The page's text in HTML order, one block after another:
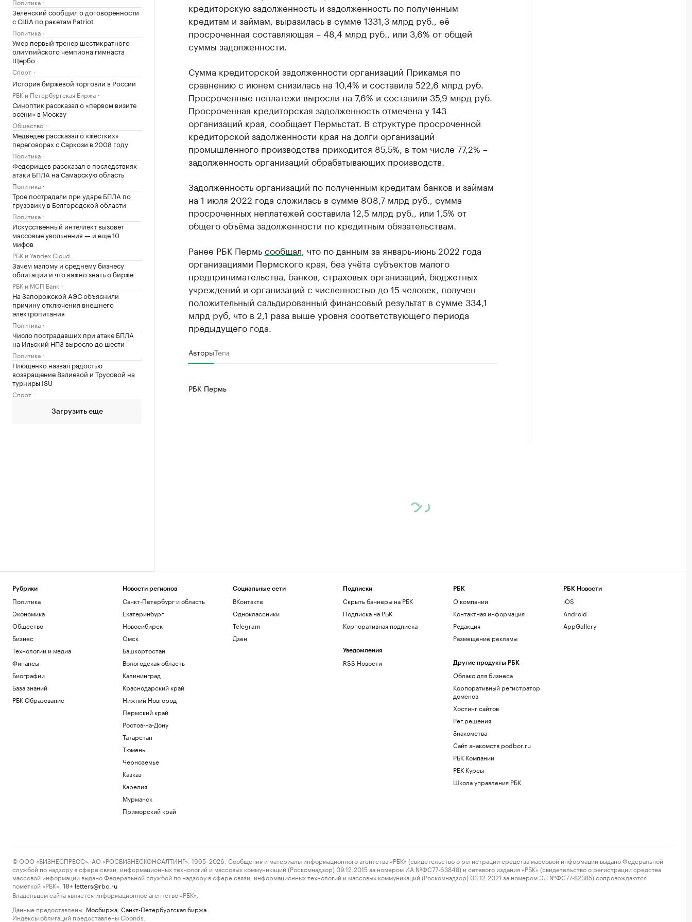
Зеленский сообщил о договоренности
с США по ракетам Patriot
Политика
Умер первый тренер шестикратного
олимпийского чемпиона гимнаста
Щербо
Спорт
История биржевой торговли в России
РБК и Петербургская Биржа
Синоптик рассказал о «первом визите
осени» в Москву
Общество
Медведев рассказал о «жестких»
переговорах с Саркози в 2008 году
Политика
Федорищев рассказал о последствиях
атаки БПЛА на Самарскую область
Политика
Трое пострадали при ударе БПЛА по
грузовику в Белгородской области
Политика
Искусственный интеллект вызовет
массовые увольнения — и еще 10
мифов
РБК и Yandex Cloud
Зачем малому и среднему бизнесу
облигации и что важно знать о бирже
РБК и МСП Банк
На Запорожской АЭС объяснили
причину отключения внешнего
электропитания
Политика
Число пострадавших при атаке БПЛА
на Ильский НПЗ выросло до шести
Политика
Плющенко назвал радостью
возвращение Валиевой и Трусовой на
турниры ISU
Спорт
Загрузить еще
кредиторскую задолженность и задолженность по полученным
кредитам и займам, выразилась в сумме 1331,3 млрд руб., её
просроченная составляющая – 48,4 млрд руб., или 3,6% от общей
суммы задолженности.
Сумма кредиторской задолженности организаций Прикамья по
сравнению с июнем снизилась на 10,4% и составила 522,6 млрд руб.
Просроченные неплатежи выросли на 7,6% и составили 35,9 млрд руб.
Просроченная кредиторская задолженность отмечена у 143
организаций края, сообщает Пермьстат. В структуре просроченной
кредиторской задолженности края на долги организаций
промышленного производства приходится 85,5%, в том числе 77,2% –
задолженность организаций обрабатывающих производств.
Задолженность организаций по полученным кредитам банков и займам
на 1 июля 2022 года сложилась в сумме 808,7 млрд руб., сумма
просроченных неплатежей составила 12,5 млрд руб., или 1,5% от
общего объёма задолженности по кредитным обязательствам.
Ранее РБК Пермьсообщал , что по данным за январь-июнь 2022 года
организациями Пермского края, без учёта субъектов малого
предпринимательства, банков, страховых организаций, бюджетных
учреждений и организаций с численностью до 15 человек, получен
положительный сальдированный финансовый результат в сумме 334,1
млрд руб, что в 2,1 раза выше уровня соответствующего периода
предыдущего года.
АвторыТеги
РБК Пермь
Рубрики
Политика
Экономика
Общество
Бизнес
Технологии и медиа
Финансы
Биографии
База знаний
РБК Образование
Новости регионов
Санкт-Петербург и область
Екатеринбург
Новосибирск
Омск
Башкортостан
Вологодская область
Калининград
Краснодарский край
Нижний Новгород
Пермский край
Ростов-на-Дону
Татарстан
Тюмень
Черноземье
Кавказ
Карелия
Мурманск
Приморский край
Социальные сети
ВКонтакте
Одноклассники
Telegram
Дзен
Подписки
Скрыть баннеры на РБК
Подписка на РБК
Корпоративная подписка
Уведомления
RSS Новости
РБК
О компании
Контактная информация
Редакция
Размещение рекламы
Другие продукты РБК
Облако для бизнеса
Корпоративный регистратор
доменов
Хостинг сайтов
Рег.решения
Знакомства
Сайт знакомств podbor.ru
РБК Компании
РБК Курсы
Школа управления РБК
РБК Новости
iOS
Android
AppGallery
© ООО «БИЗНЕСПРЕСС», АО «РОСБИЗНЕСКОНСАЛТИНГ», 1995–2026. Сообщения и материалы информационного агентства «РБК» (свидетельство о регистрации средства массовой информации выдано Федеральной
службой по надзору в сфере связи, информационных технологий и массовых коммуникаций (Роскомнадзор) 09.12.2015 за номером ИА №ФС77-63848) и сетевого издания «РБК» (свидетельство о регистрации средства
массовой информации выдано Федеральной службой по надзору в сфере связи, информационных технологий и массовых коммуникаций (Роскомнадзор) 03.12.2021 за номером ЭЛ №ФС77-82385) сопровождаются
пометкой «РБК».
18+ letters@rbc.ru
Владельцем сайта является информационное агентство «РБК».
Данные предоставлены: Мосбиржа Санкт-Петербургская биржа
Индексы облигаций предоставлены Cbonds.